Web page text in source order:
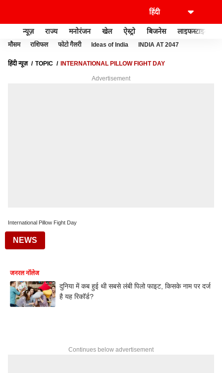
न्यूज़ राज्य मनोरंजन खेल ऐस्ट्रो बिजनेस लाइफस्टाइल
मौसम राशिफल फोटो गैलरी Ideas of India INDIA AT 2047
हिंदी न्यूज़ TOPIC INTERNATIONAL PILLOW FIGHT DAY
Advertisement
International Pillow Fight Day
NEWS
जनरल नॉलेज
दुनिया में कब हुई थी सबसे लंबी पिलो फाइट, किसके नाम पर दर्ज
है यह रिकॉर्ड?
Continues below advertisement